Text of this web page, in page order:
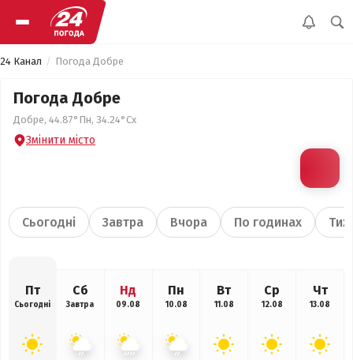
24 Канал Погода Добре
Погода Добре
Добре, 44.87°Пн, 34.24°Сх
Змінити місто
Сьогодні Завтра Вчора По годинах
Пт
Сьогодні
Сб
Завтра
Нд
09.08
Пн
10.08
Вт
11.08
Ср
12.08
Чт
13.08